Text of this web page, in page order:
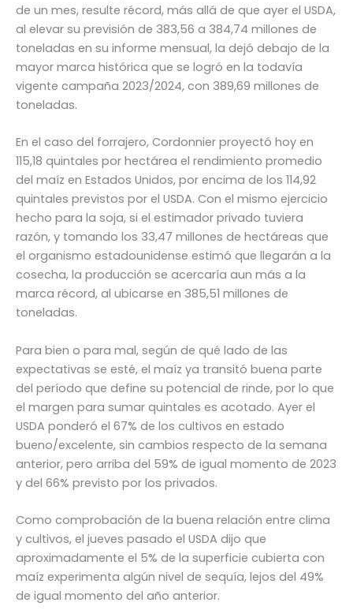
de un mes, resulte récord, más allá de que ayer el USDA,
al elevar su previsión de 383,56 a 384,74 millones de
toneladas en su informe mensual, la dejó debajo de la
mayor marca histórica que se logró en la todavía
vigente campaña 2023/2024, con 389,69 millones de
toneladas.
En el caso del forrajero, Cordonnier proyectó hoy en
115,18 quintales por hectárea el rendimiento promedio
del maíz en Estados Unidos, por encima de los 114,92
quintales previstos por el USDA. Con el mismo ejercicio
hecho para la soja, si el estimador privado tuviera
razón, y tomando los 33,47 millones de hectáreas que
el organismo estadounidense estimó que llegarán a la
cosecha, la producción se acercaría aun más a la
marca récord, al ubicarse en 385,51 millones de
toneladas.
Para bien o para mal, según de qué lado de las
expectativas se esté, el maíz ya transitó buena parte
del período que define su potencial de rinde, por lo que
el margen para sumar quintales es acotado. Ayer el
USDA ponderó el 67% de los cultivos en estado
bueno/excelente, sin cambios respecto de la semana
anterior, pero arriba del 59% de igual momento de 2023
y del 66% previsto por los privados.
Como comprobación de la buena relación entre clima
y cultivos, el jueves pasado el USDA dijo que
aproximadamente el 5% de la superficie cubierta con
maíz experimenta algún nivel de sequía, lejos del 49%
de igual momento del año anterior.